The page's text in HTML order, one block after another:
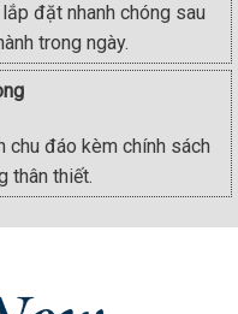
đặt nhanh chóng sau
trong ngày.
chu đáo kèm chính sách
thân thiết.